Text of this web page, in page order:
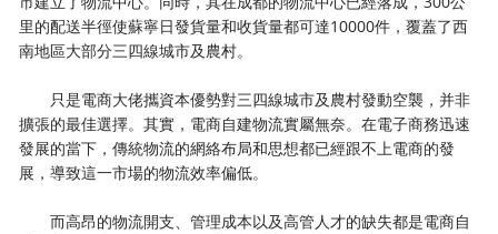
里的配送半徑使蘇寧日發貨量和收貨量都可達10000件，覆蓋了西
南地區大部分三四線城市及農村。
只是電商大佬攜資本優勢對三四線城市及農村發動空襲，并非
擴張的最佳選擇。其實，電商自建物流實屬無奈。在電子商務迅速
發展的當下，傳統物流的網絡布局和思想都已經跟不上電商的發
展，導致這一市場的物流效率偏低。
而高昂的物流開支、管理成本以及高管人才的缺失都是電商自